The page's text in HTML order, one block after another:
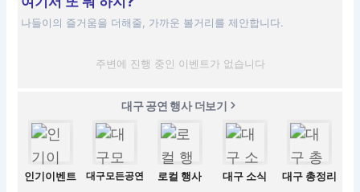
나들이의 즐거움을 더해줄, 가까운 볼거리를 제안합니다.
주변에 진행 중인 이벤트가 없습니다
대구 공연 행사 더보기
인기이벤트 대구모든공연 로컬 행사 대구 소식 대구 총정리